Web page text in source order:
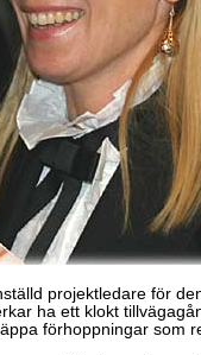
projektledare för
ha ett klokt
förhoppningar som